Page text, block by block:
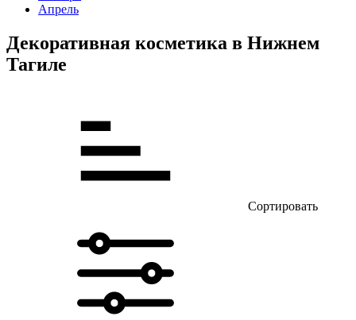
Апрель
Декоративная косметика в Нижнем
Тагиле
Сортировать